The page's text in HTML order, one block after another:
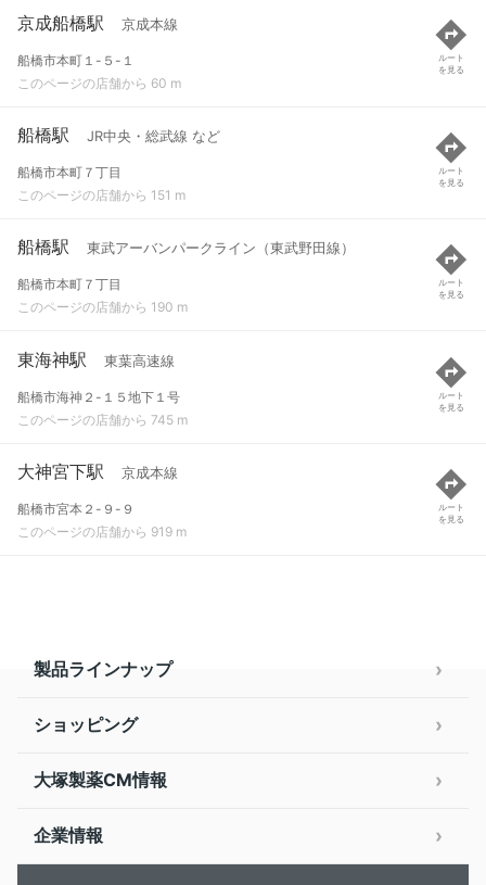
京成船橋駅 京成本線
船橋市本町１-５-１
このページの店舗から 60 m
ルート
を見る
船橋駅 JR中央・総武線 など
船橋市本町７丁目
このページの店舗から 151 m
ルート
を見る
船橋駅 東武アーバンパークライン（東武野田線）
船橋市本町７丁目
このページの店舗から 190 m
ルート
を見る
東海神駅 東葉高速線
船橋市海神２-１５地下１号
このページの店舗から 745 m
ルート
を見る
大神宮下駅 京成本線
船橋市宮本２-９-９
このページの店舗から 919 m
ルート
を見る
製品ラインナップ
ショッピング
大塚製薬CM情報
企業情報